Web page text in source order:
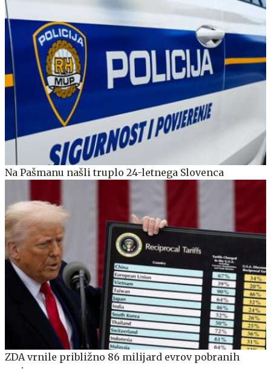
Na Pašmanu našli truplo 24-letnega Slovenca
ZDA vrnile približno 86 milijard evrov pobranih